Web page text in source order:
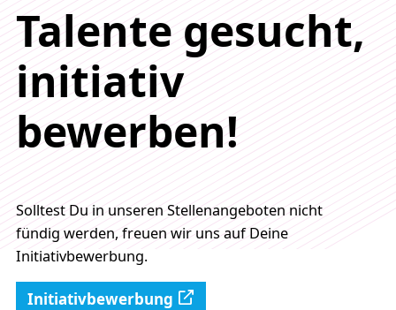
Talente gesucht,
initiativ
bewerben!
Solltest Du in unseren Stellenangeboten nicht
fündig werden, freuen wir uns auf Deine
Initiativbewerbung.
Initiativbewerbung